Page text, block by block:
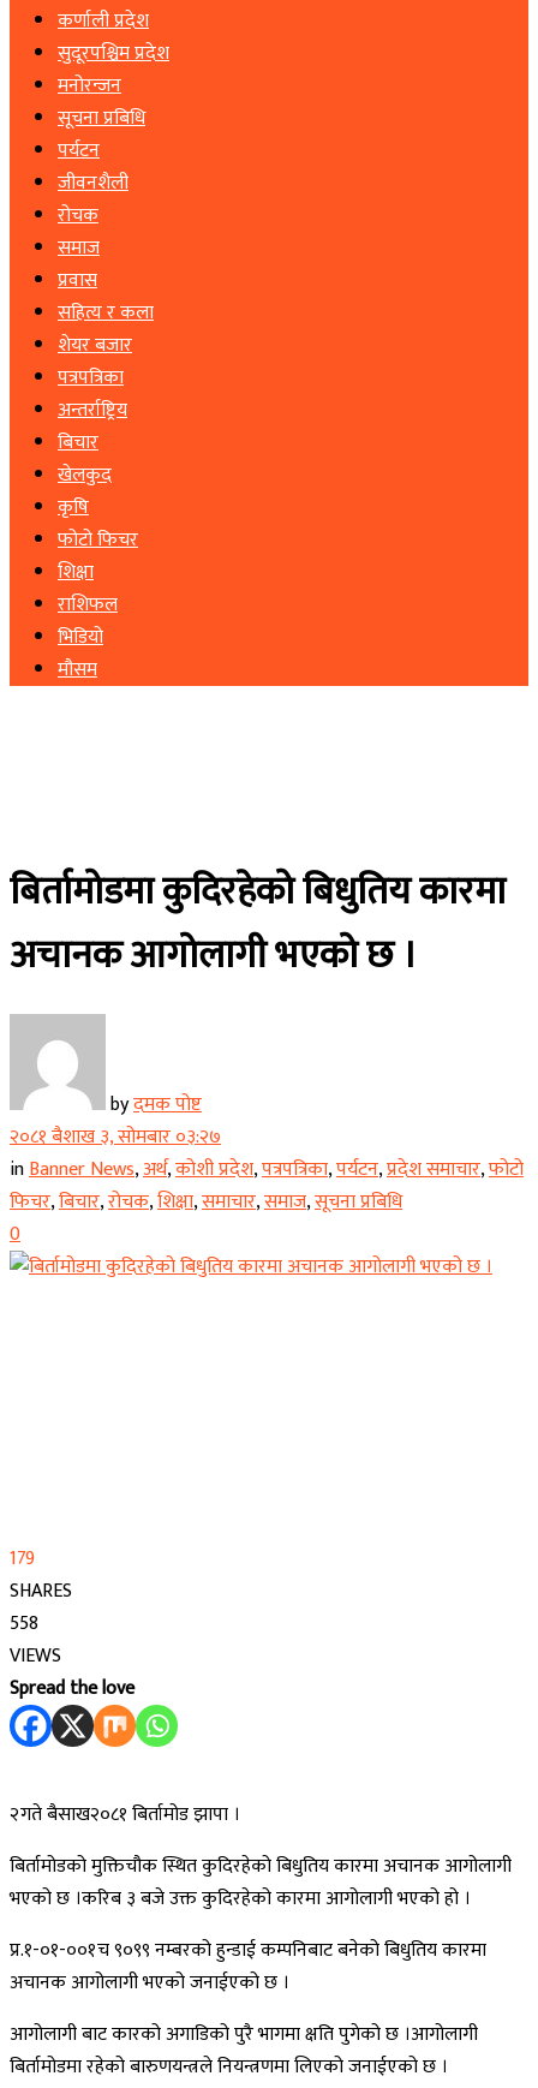
कर्णाली प्रदेश
सुदूरपश्चिम प्रदेश
मनोरन्जन
सूचना प्रबिधि
पर्यटन
जीवनशैली
रोचक
समाज
प्रवास
सहित्य र कला
शेयर बजार
पत्रपत्रिका
अन्तर्राष्ट्रिय
बिचार
खेलकुद
कृषि
फोटो फिचर
शिक्षा
राशिफल
भिडियो
मौसम
बिर्तामोडमा कुदिरहेको बिधुतिय कारमा
अचानक आगोलागी भएको छ ।
byदमक पोष्ट
२०८१ बैशाख ३, सोमबार ०३:२७
inBanner News,अर्थ,कोशी प्रदेश,पत्रपत्रिका,पर्यटन,प्रदेश समाचार,फोटो
फिचर,बिचार,रोचक,शिक्षा,समाचार,समाज,सूचना प्रबिधि
0
179
SHARES
558
VIEWS
Spread the love
२गते बैसाख२०८१ बिर्तामोड झापा ।
बिर्तामोडको मुक्तिचौक स्थित कुदिरहेको बिधुतिय कारमा अचानक आगोलागी
भएको छ ।करिब ३ बजे उक्त कुदिरहेको कारमा आगोलागी भएको हो ।
प्र.१-०१-००१च ९०९९ नम्बरको हुन्डाई कम्पनिबाट बनेको बिधुतिय कारमा
अचानक आगोलागी भएको जनाईएको छ ।
आगोलागी बाट कारको अगाडिको पुरै भागमा क्षति पुगेको छ ।आगोलागी
बिर्तामोडमा रहेको बारुणयन्त्रले नियन्त्रणमा लिएको जनाईएको छ ।